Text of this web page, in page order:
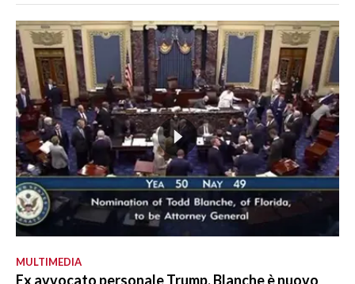
MULTIMEDIA
Ex avvocato personale Trump, Blanche è nuovo